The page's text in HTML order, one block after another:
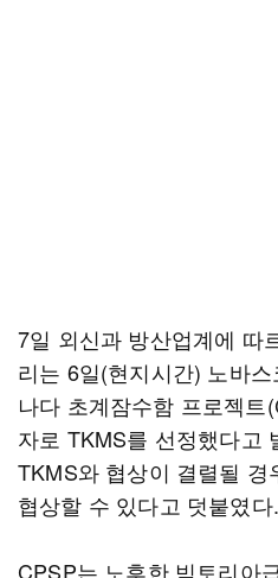
7일 외신과 방산업계에 따
리는 6일(현지시간) 노바
나다 초계잠수함 프로젝
자로 TKMS를 선정했다고
TKMS와 협상이 결렬될
협상할 수 있다고 덧붙였다.
CPSP는 노후한 빅토리아